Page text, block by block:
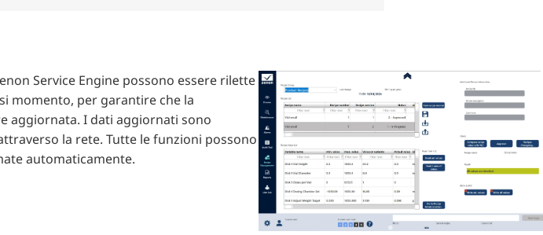
Service Engine possono essere rilette
momento, per garantire che la
aggiornata. I dati aggiornati sono
la rete. Tutte le funzioni possono
automaticamente.